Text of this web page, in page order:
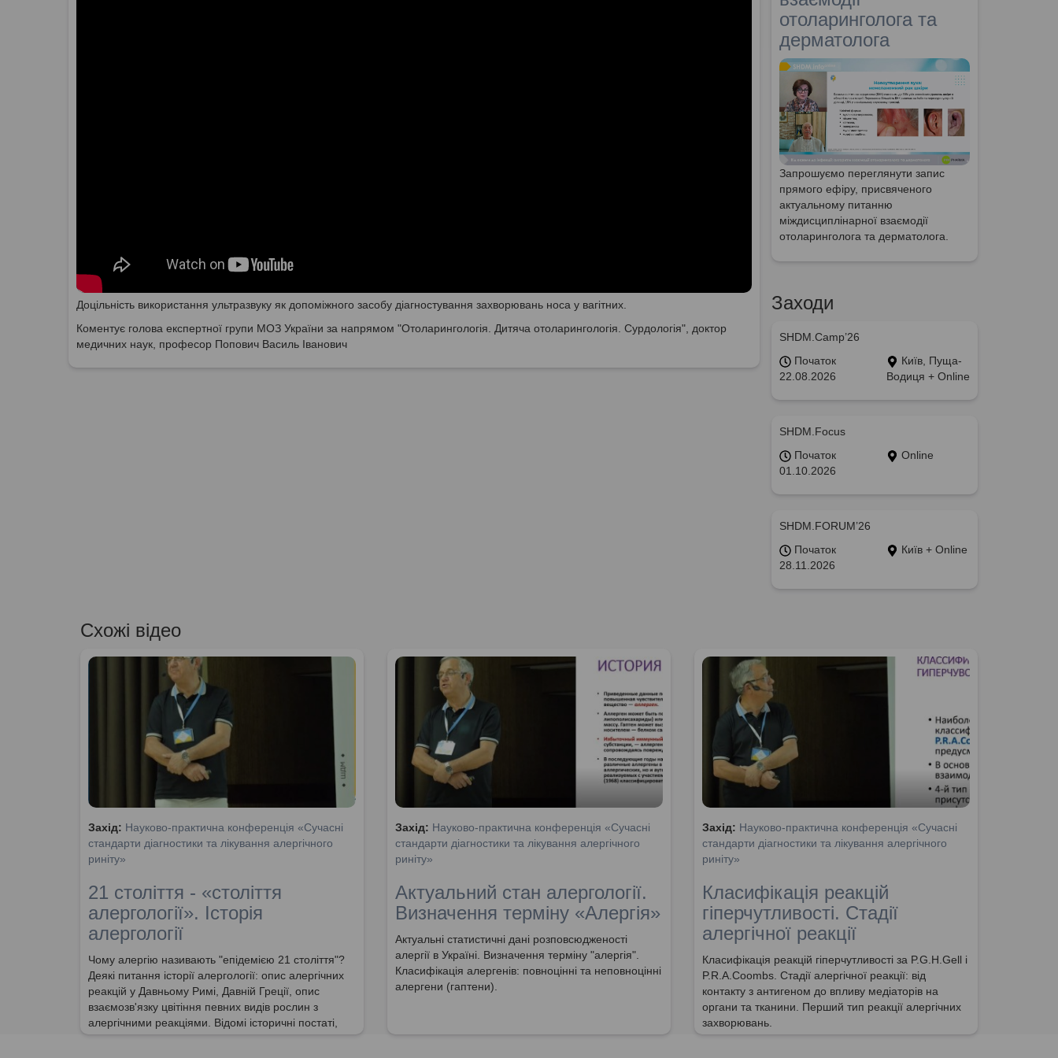
Доцільність використання ультразвуку як допоміжного засобу діагностування захворювань носа у вагітних.
Коментує голова експертної групи МОЗ України за напрямом "Отоларингологія. Дитяча отоларингологія. Сурдологія", доктор
медичних наук, професор Попович Василь Іванович
отоларинголога та
дерматолога
Запрошуємо переглянути запис
прямого ефіру, присвяченого
актуальному питанню
міждисциплінарної взаємодії
отоларинголога та дерматолога.
Заходи
SHDM.Camp’26
Початок
22.08.2026
Київ, Пуща-
Водиця + Online
SHDM.Focus
Початок
01.10.2026
Online
SHDM.FORUM’26
Початок
28.11.2026
Київ + Online
Схожі відео
Захід: Науково-практична конференція «Сучасні
стандарти діагностики та лікування алергічного
риніту»
21 століття - «століття
алергології». Історія
алергології
Чому алергію називають "епідемією 21 століття"?
Деякі питання історії алергології: опис алергічних
реакцій у Давньому Римі, Давній Греції, опис
взаємозв'язку цвітіння певних видів рослин з
алергічними реакціями. Відомі історичні постаті,
Захід: Науково-практична конференція «Сучасні
стандарти діагностики та лікування алергічного
риніту»
Актуальний стан алергології.
Визначення терміну «Алергія»
Актуальні статистичні дані розповсюдженості
алергії в Україні. Визначення терміну "алергія".
Класифікація алергенів: повноцінні та неповноцінні
алергени (гаптени).
Захід: Науково-практична конференція «Сучасні
стандарти діагностики та лікування алергічного
риніту»
Класифікація реакцій
гіперчутливості. Стадії
алергічної реакції
Класифікація реакцій гіперчутливості за P.G.H.Gell і
P.R.A.Coombs. Стадії алергічної реакції: від
контакту з антигеном до впливу медіаторів на
органи та тканини. Перший тип реакції алергічних
захворювань.